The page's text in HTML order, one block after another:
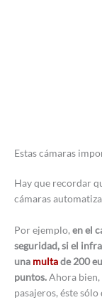
Estas cámaras
Hay que recordar
cámaras
Por ejemplo, en el
seguridad, si el
una multade 200
puntos.Ahora bien,
pasajeros, éste